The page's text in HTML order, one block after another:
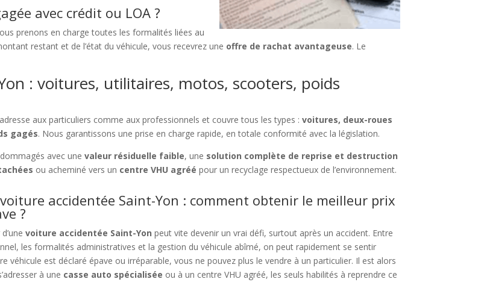
avec crédit ou LOA ?
prenons en charge toutes les formalités liées au
restant et de l’état du véhicule, vous recevrez une offre de rachat avantageuse. Le
: voitures, utilitaires, motos, scooters, poids
aux particuliers comme aux professionnels et couvre tous les types :voitures, deux-roues
gagés. Nous garantissons une prise en charge rapide, en totale conformité avec la législation.
avec unevaleur résiduelle faible, une solution complète de reprise et destruction
ou acheminé vers un centre VHU agréé pour un recyclage respectueux de l’environnement.
accidentée Saint-Yon : comment obtenir le meilleur prix
?
voiture accidentée Saint-Yon peut vite devenir un vrai défi, surtout après un accident. Entre
les formalités administratives et la gestion du véhicule abîmé, on peut rapidement se sentir
véhicule est déclaré épave ou irréparable, vous ne pouvez plus le vendre à un particulier. Il est alors
à une casse auto spécialisée ou à un centre VHU agréé, les seuls habilités à reprendre ce